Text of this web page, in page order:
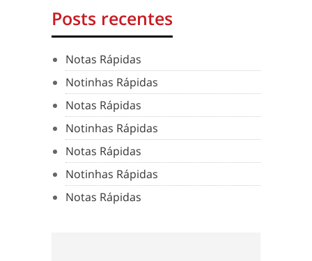
Posts recentes
Notas Rápidas
Notinhas Rápidas
Notas Rápidas
Notinhas Rápidas
Notas Rápidas
Notinhas Rápidas
Notas Rápidas